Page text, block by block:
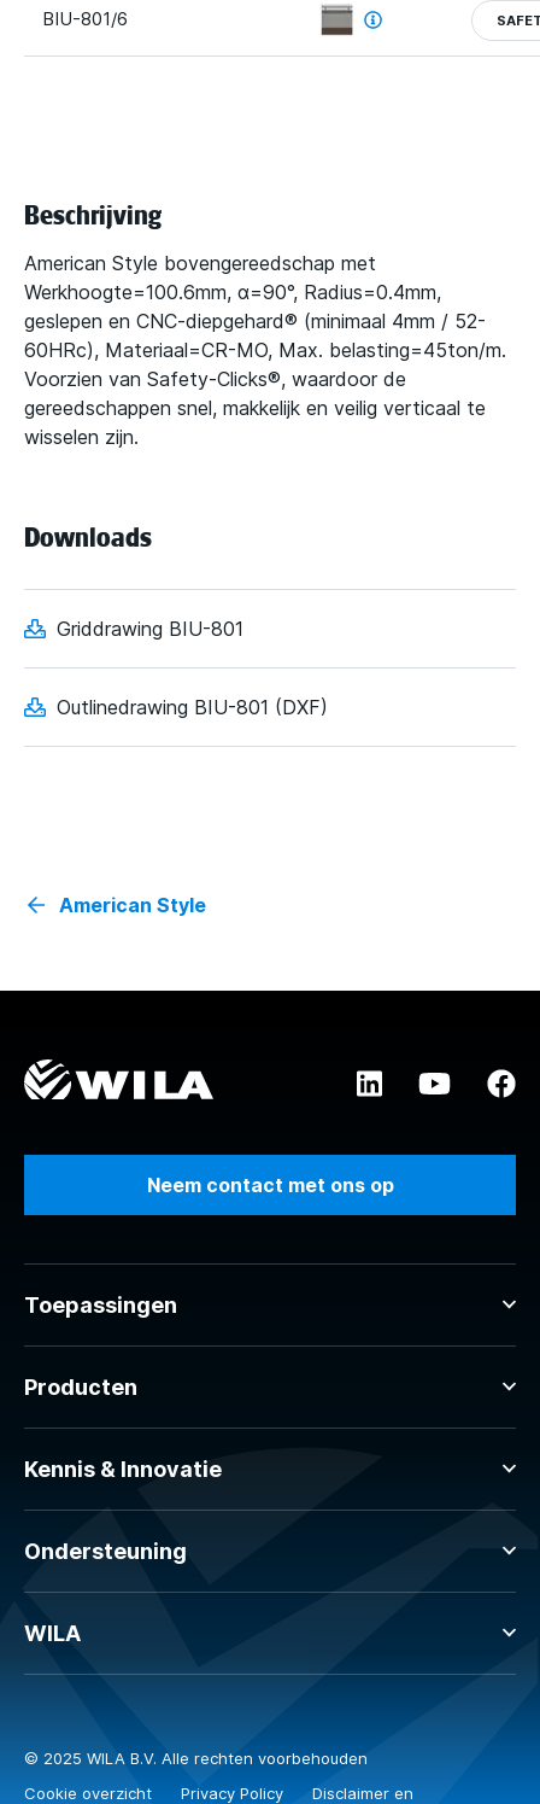
BIU-801/6
Beschrijving
American Style bovengereedschap met
Werkhoogte=100.6mm, α=90°, Radius=0.4mm,
geslepen en CNC-diepgehard® (minimaal 4mm / 52-
60HRc), Materiaal=CR-MO, Max. belasting=45ton/m.
Voorzien van Safety-Clicks®, waardoor de
gereedschappen snel, makkelijk en veilig verticaal te
wisselen zijn.
Downloads
Griddrawing BIU-801
Outlinedrawing BIU-801 (DXF)
American Style
Neem contact met ons op
Toepassingen
Producten
Kennis & Innovatie
Ondersteuning
WILA
© 2025 WILA B.V. Alle rechten voorbehouden
Cookie overzicht
Privacy Policy Disclaimer en